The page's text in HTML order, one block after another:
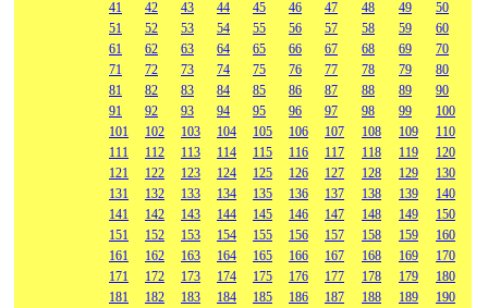
41
42 43 44 45 46 47 48 49
50
51
52 53 54 55 56 57 58 59
60
61
62 63 64 65 66 67 68 69
70
71
72 73 74 75 76 77 78 79
80
81
82 83 84 85 86 87 88 89
90
91
92 93 94 95 96 97 98 99
100
101
102 103 104 105 106 107 108 109
110
111
112 113 114 115 116 117 118 119
120
121
122 123 124 125 126 127 128 129
130
131
132 133 134 135 136 137 138 139
140
141
142 143 144 145 146 147 148 149
150
151
152 153 154 155 156 157 158 159
160
161
162 163 164 165 166 167 168 169
170
171
172 173 174 175 176 177 178 179
180
181
182 183 184 185 186 187 188 189
190